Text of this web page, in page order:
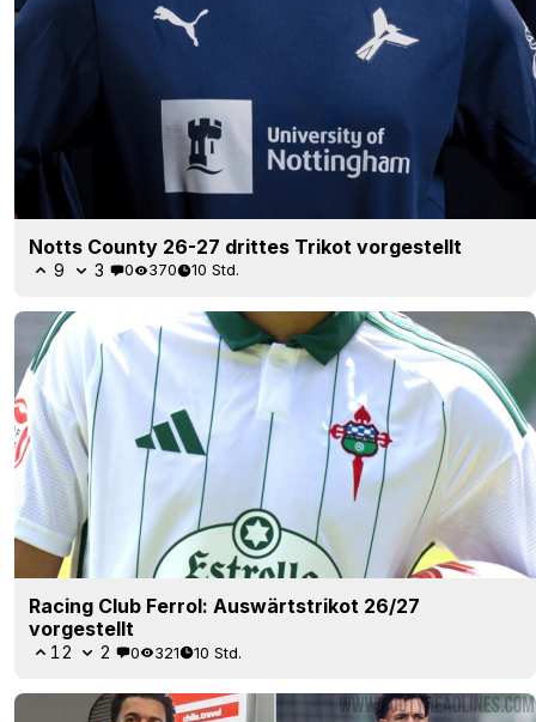
Notts County 26-27 drittes Trikot vorgestellt
9 3 0 370 10 Std.
Racing Club Ferrol: Auswärtstrikot 26/27
vorgestellt
12 2 0 321 10 Std.